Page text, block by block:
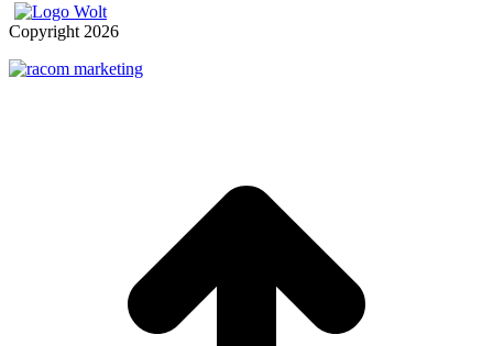
Copyright 2026